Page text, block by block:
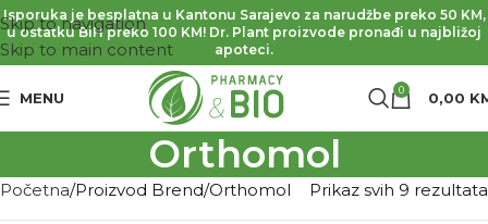
Skip to navigation
Skip to main content
Isporuka je besplatna u Kantonu Sarajevo za narudžbe preko 50 KM,
u ostatku BiH preko 100 KM! Dr. Plant proizvode pronađi u najbližoj
apoteci.
MENU 0 0,00
Orthomol
Početna Proizvod Brend Orthomol Prikaz svih 9 rezultata